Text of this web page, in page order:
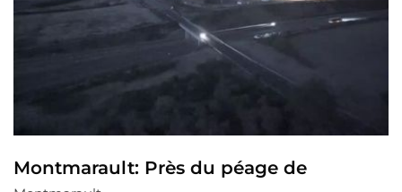
Montmarault: Près du péage de